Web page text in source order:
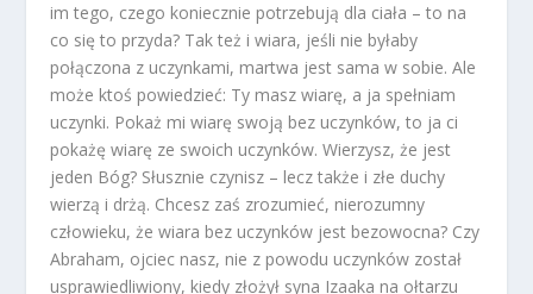
im tego, czego koniecznie potrzebują dla ciała – to na
co się to przyda? Tak też i wiara, jeśli nie byłaby
połączona z uczynkami, martwa jest sama w sobie. Ale
może ktoś powiedzieć: Ty masz wiarę, a ja spełniam
uczynki. Pokaż mi wiarę swoją bez uczynków, to ja ci
pokażę wiarę ze swoich uczynków. Wierzysz, że jest
jeden Bóg? Słusznie czynisz – lecz także i złe duchy
wierzą i drżą. Chcesz zaś zrozumieć, nierozumny
człowieku, że wiara bez uczynków jest bezowocna? Czy
Abraham, ojciec nasz, nie z powodu uczynków został
usprawiedliwiony, kiedy złożył syna Izaaka na ołtarzu